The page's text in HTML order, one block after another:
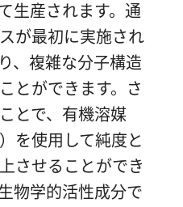
生産されます。通
が最初に実施され
、複雑な分子構造
とができます。さ
とで、有機溶媒
を使用して純度と
させることができ
物学的活性成分で